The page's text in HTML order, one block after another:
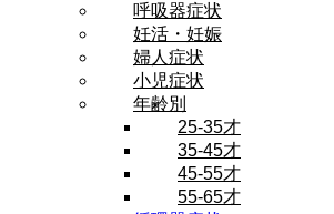
呼吸器症状
妊活・妊娠
婦人症状
小児症状
年齢別
25-35才
35-45才
45-55才
55-65才